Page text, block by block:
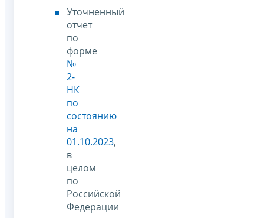
Уточненный
отчет
по
форме
№
2-
НК
по
состоянию
на
01.10.2023,
в
целом
по
Российской
Федерации